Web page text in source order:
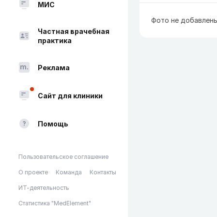
МИС
Частная врачебная
практика
Реклама
Сайт для клиники
Помощь
Пользовательское соглашение
О проекте Команда Контакты
ИТ-деятельность
Статистика "MedElement"
Фото не